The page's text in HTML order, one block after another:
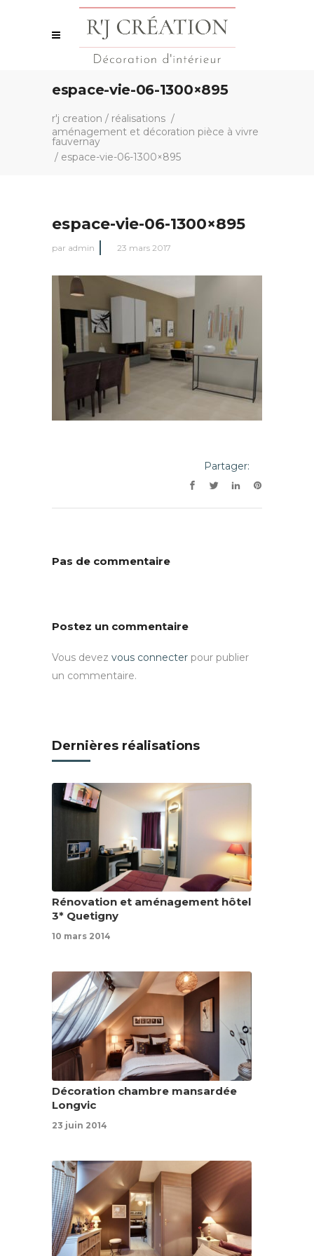
espace-vie-06-1300×895
r'j creation / réalisations /
aménagement et décoration pièce à vivre
fauvernay
/ espace-vie-06-1300×895
espace-vie-06-1300×895
par admin 23 mars 2017
Partager:
Pas de commentaire
Postez un commentaire
Vous devez vous connecter pour publier
un commentaire.
Dernières réalisations
Rénovation et aménagement hôtel
3* Quetigny
10 mars 2014
Décoration chambre mansardée
Longvic
23 juin 2014